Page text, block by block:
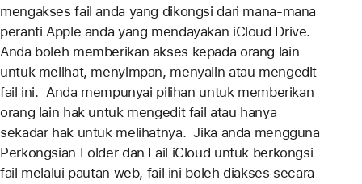
mengakses fail anda yang dikongsi dari mana-mana
peranti Apple anda yang mendayakan iCloud Drive.
Anda boleh memberikan akses kepada orang lain
untuk melihat, menyimpan, menyalin atau mengedit
fail ini. Anda mempunyai pilihan untuk memberikan
orang lain hak untuk mengedit fail atau hanya
sekadar hak untuk melihatnya. Jika anda mengguna
Perkongsian Folder dan Fail iCloud untuk berkongsi
fail melalui pautan web, fail ini boleh diakses secara